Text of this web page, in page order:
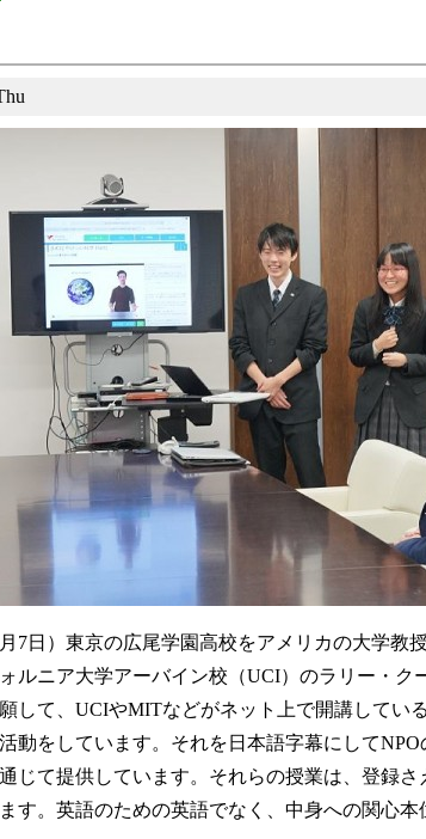
7日）東京の広尾学園高校をアメリカの大学教
ルニア大学アーバイン校（UCI）のラリー・ク
して、UCIやMITなどがネット上で開講してい
動をしています。それを日本語字幕にしてNPO
じて提供しています。それらの授業は、登録
す。英語のための英語でなく、中身への関心